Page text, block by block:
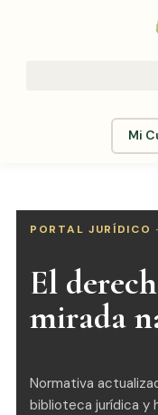
Mi
PORTAL JURÍDICO
El
mirada
Normativa
biblioteca jurídica y